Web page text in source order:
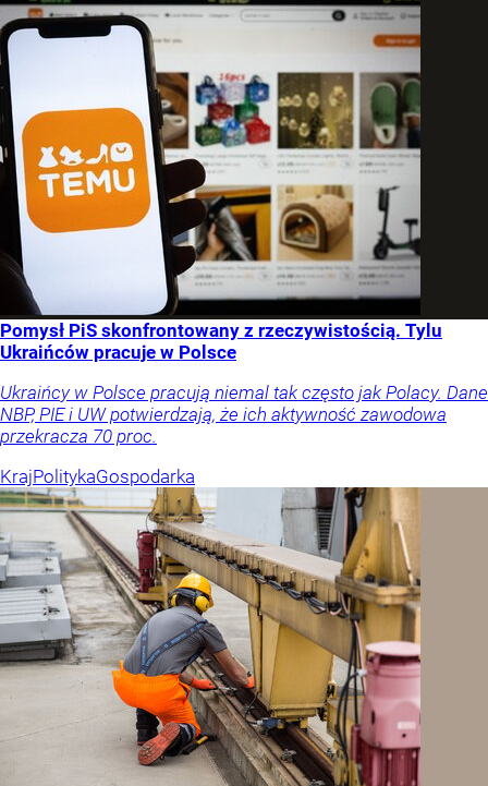
Pomysł PiS skonfrontowany z rzeczywistością. Tylu
Ukraińców pracuje w Polsce
Ukraińcy w Polsce pracują niemal tak często jak Polacy. Dane
NBP, PIE i UW potwierdzają, że ich aktywność zawodowa
przekracza 70 proc.
KrajPolitykaGospodarka